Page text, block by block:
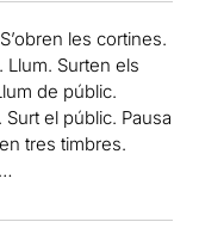
les cortines.
Llum. Surten els
de públic.
Surt el públic. Pausa
tres timbres.